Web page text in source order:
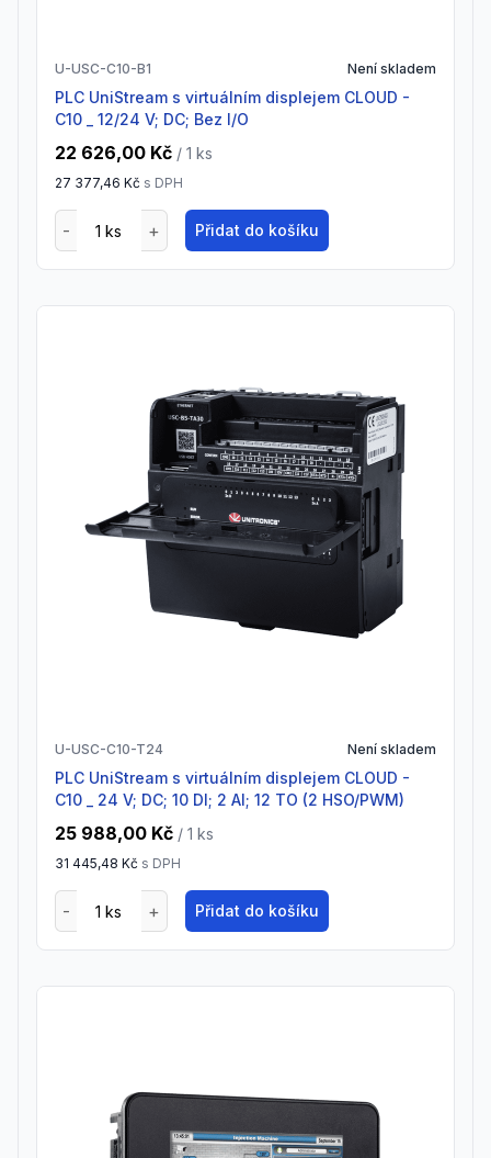
U-USC-C10-B1 Není skladem
PLC UniStream s virtuálním displejem CLOUD -
C10 _ 12/24 V; DC; Bez I/O
22 626,00 Kč / 1 ks
27 377,46 Kč s DPH
Přidat do košíku
U-USC-C10-T24 Není skladem
PLC UniStream s virtuálním displejem CLOUD -
C10 _ 24 V; DC; 10 DI; 2 AI; 12 TO (2 HSO/PWM)
25 988,00 Kč / 1 ks
31 445,48 Kč s DPH
Přidat do košíku